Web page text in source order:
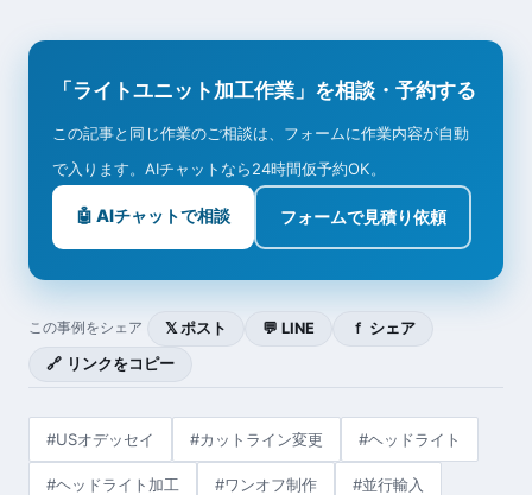
「ライトユニット加工作業」を相談・予約する
この記事と同じ作業のご相談は、フォームに作業内容が自動
で入ります。AIチャットなら24時間仮予約OK。
🤖 AIチャットで相談 フォームで見積り依頼
この事例をシェア 𝕏 ポスト 💬 LINE
ｆ シェア
🔗 リンクをコピー
#USオデッセイ #カットライン変更 #ヘッドライト
#ヘッドライト加工 #ワンオフ制作 #並行輸入